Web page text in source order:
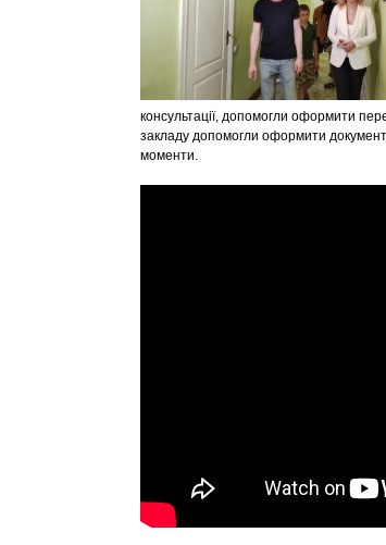
консультації, допомогли оформити
закладу допомогли оформити
моменти.